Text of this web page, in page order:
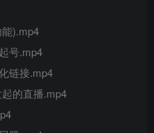
).mp4
号.mp4
链接.mp4
的直播.mp4